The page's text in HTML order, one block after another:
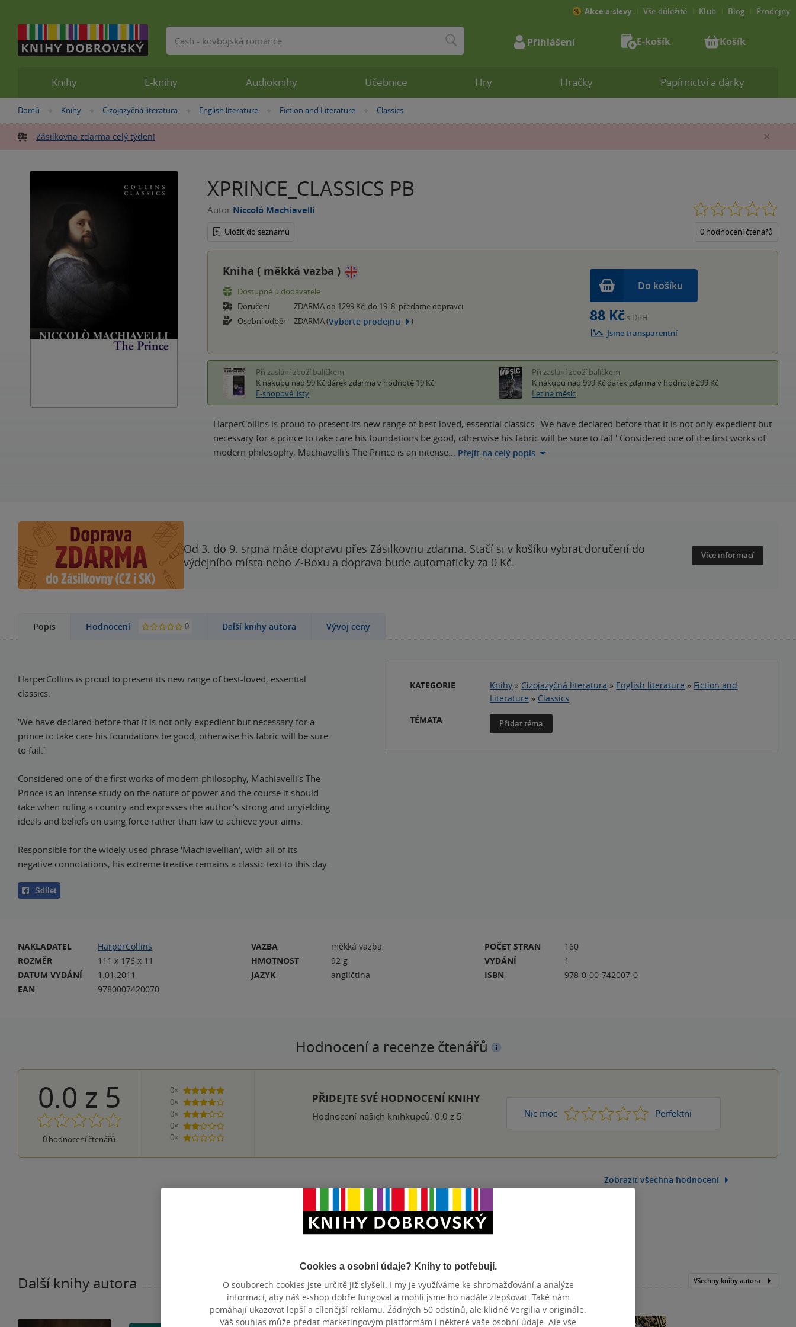
Nacházíte
zde:
Domů »
Knihy »
Cizojazyčná literatura »
English literature »Fiction and Literature »
Classics
Zásilkovna zdarma celý týden!
XPRINCE_CLASSICS PB
Autor Niccoló Machiavelli
Uložit do seznamu 0 hodnocení čtenářů
Kniha ( měkká vazba )
Dostupné u dodavatele
Doručení
ZDARMA od 1299 Kč, do 19. 8. předáme dopravci
Osobní odběr
ZDARMA (Vyberte prodejnu )
Do košíku
88 Kč s DPH
Jsme transparentní
Při zaslání zboží balíčkem
K nákupu nad 99 Kč dárek zdarma v hodnotě 19 Kč
E-shopové listy
Při zaslání zboží balíčkem
K nákupu nad 999 Kč dárek zdarma v hodnotě 299 Kč
Let na měsíc
HarperCollins is proud to present its new range of best-loved, essential classics. 'We have declared before that it is not only expedient but
necessary for a prince to take care his foundations be good, otherwise his fabric will be sure to fail.' Considered one of the first works of
modern philosophy, Machiavelli's The Prince is an intense… Přejít na celý popis
Od 3. do 9. srpna máte dopravu přes Zásilkovnu zdarma. Stačí si v košíku vybrat doručení do
výdejního místa nebo Z-Boxu a doprava bude automaticky za 0 Kč.
Více informací
Popis Hodnocení 0 Další knihy autora Vývoj ceny
HarperCollins is proud to present its new range of best-loved, essential
classics.
'We have declared before that it is not only expedient but necessary for a
prince to take care his foundations be good, otherwise his fabric will be sure
to fail.'
Considered one of the first works of modern philosophy, Machiavelli's The
Prince is an intense study on the nature of power and the course it should
take when ruling a country and expresses the author's strong and unyielding
ideals and beliefs on using force rather than law to achieve your aims.
Responsible for the widely-used phrase 'Machiavellian', with all of its
negative connotations, his extreme treatise remains a classic text to this day.
Sdílet
KATEGORIE Knihy » Cizojazyčná literatura » English literature » Fiction and
Literature » Classics
TÉMATA
Přidat téma
NAKLADATEL
HarperCollins
ROZMĚR
111 x 176 x 11
DATUM VYDÁNÍ
1.01.2011
EAN
9780007420070
VAZBA
měkká vazba
HMOTNOST
92 g
JAZYK
angličtina
POČET STRAN
160
VYDÁNÍ
1
ISBN
978-0-00-742007-0
Hodnocení a recenze čtenářů
0.0 z 5
0 hodnocení čtenářů
0×
5 hvězdiček
0×
4 hvězdičky
0×
3 hvězdičky
0×
2 hvězdičky
0×
1 hvezdička
PŘIDEJTE SVÉ HODNOCENÍ KNIHY
Hodnocení našich knihkupců: 0.0 z 5 Nic moc 1 2 3 4 Perfektní
5
Zobrazit všechna hodnocení
Přidat hodnocení
Další knihy autora Všechny knihy autora
Knihy E-knihy Audioknihy Učebnice Hry Hračky Papírnictví a dárky
Akce a slevy Vše důležité Klub Blog Prodejny
Vyhledávání Přihlášení E-košík Košík
Cookies a osobní údaje? Knihy to potřebují.
O souborech cookies jste určitě již slyšeli. I my je využíváme ke shromažďování a analýze
informací, aby náš e-shop dobře fungoval a mohli jsme ho nadále zlepšovat. Také nám
pomáhají ukazovat lepší a cílenější reklamu. Žádných 50 odstínů, ale klidně Vergilia v originále.
Váš souhlas může předat marketingovým platformám i některé vaše osobní údaje. Ale vše